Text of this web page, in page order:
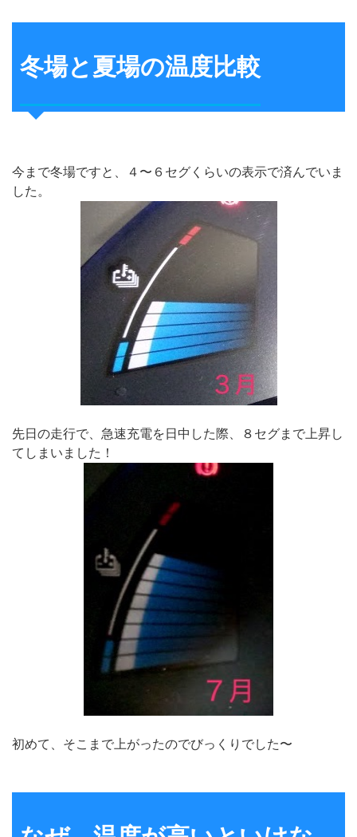
冬場と夏場の温度比較
今まで冬場ですと、４〜６セグくらいの表示で済んでいま
した。
先日の走行で、急速充電を日中した際、８セグまで上昇し
てしまいました！
初めて、そこまで上がったのでびっくりでした〜